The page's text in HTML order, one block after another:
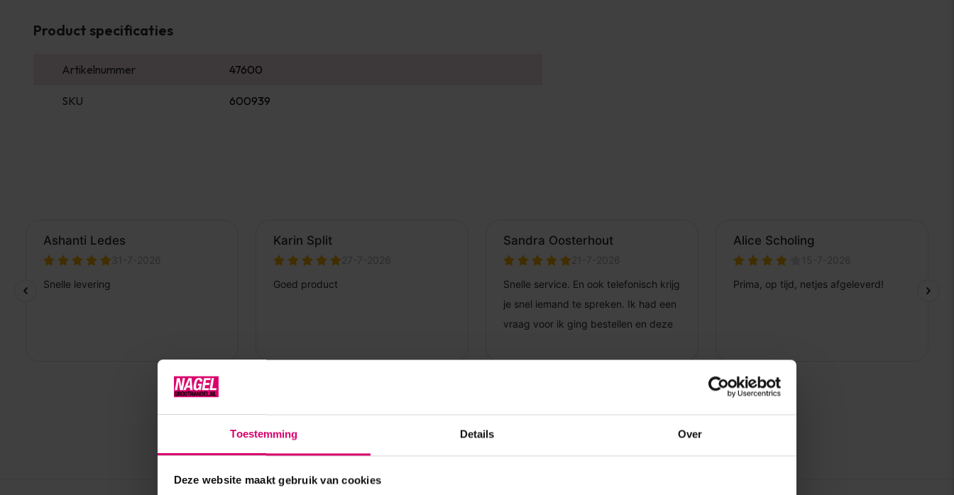
Toestemming Details Over
Deze website maakt gebruik van cookies
Product specificaties
Artikelnummer 47600
SKU 600939